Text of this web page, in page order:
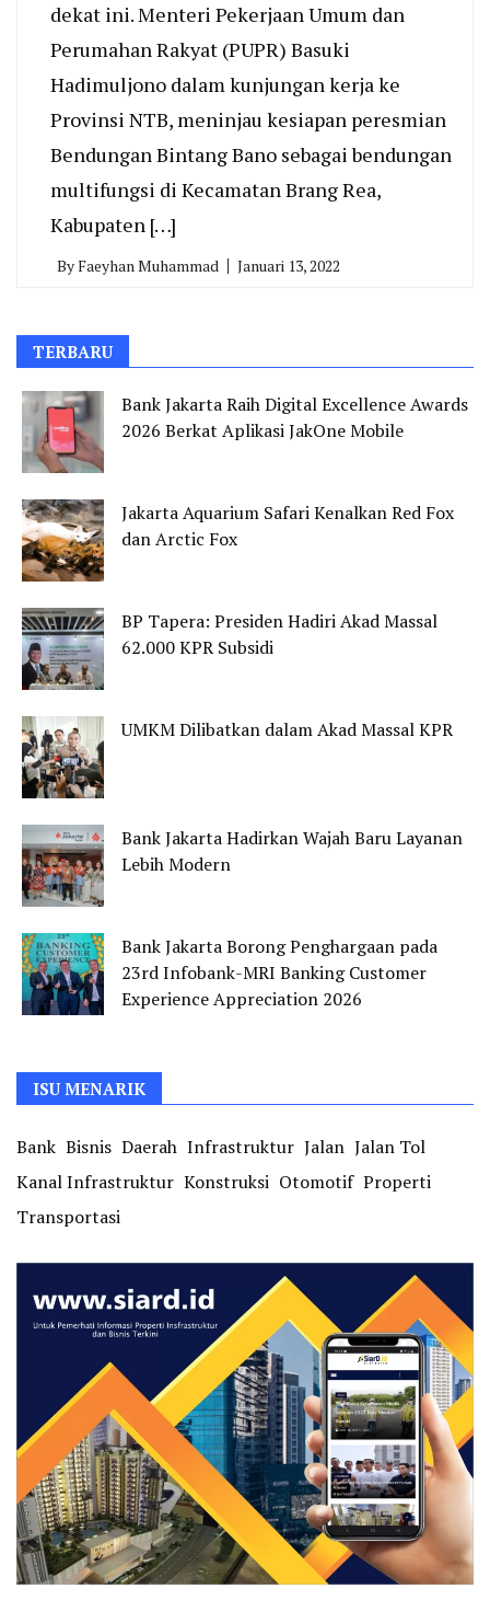
dekat ini. Menteri Pekerjaan Umum dan
Perumahan Rakyat (PUPR) Basuki
Hadimuljono dalam kunjungan kerja ke
Provinsi NTB, meninjau kesiapan peresmian
Bendungan Bintang Bano sebagai bendungan
multifungsi di Kecamatan Brang Rea,
Kabupaten […]
ByFaeyhan Muhammad Januari 13, 2022
TERBARU
Bank Jakarta Raih Digital Excellence Awards
2026 Berkat Aplikasi JakOne Mobile
Jakarta Aquarium Safari Kenalkan Red Fox
dan Arctic Fox
BP Tapera: Presiden Hadiri Akad Massal
62.000 KPR Subsidi
UMKM Dilibatkan dalam Akad Massal KPR
Bank Jakarta Hadirkan Wajah Baru Layanan
Lebih Modern
Bank Jakarta Borong Penghargaan pada
23rd Infobank-MRI Banking Customer
Experience Appreciation 2026
ISU MENARIK
Bank Bisnis Daerah Infrastruktur Jalan Jalan Tol
Kanal Infrastruktur Konstruksi Otomotif Properti
Transportasi